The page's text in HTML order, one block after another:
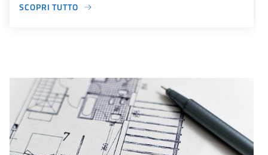
SCOPRI TUTTO